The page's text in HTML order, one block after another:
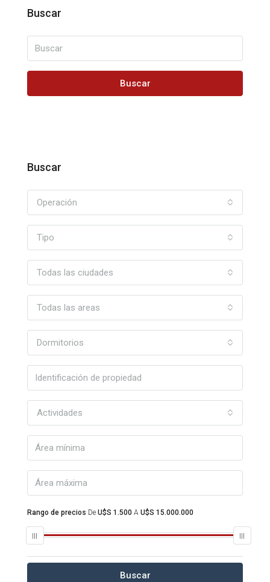
Buscar
Buscar
Buscar
Operación
Tipo
Todas las ciudades
Todas las areas
Dormitorios
Actividades
Rango de precios De U$S 1.500 A U$S 15.000.000
Buscar